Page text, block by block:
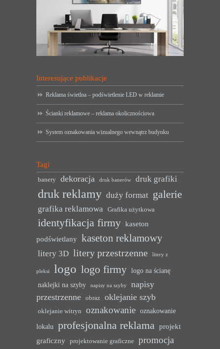
Interesujące publikacje
Reklama świetlna – podświetlenie LED w reklamie
Ścianki reklamowe – reklama okolicznościowa
System oznakowania wizualnego wewnątrz budynku
Tagi
banery dekoracja druk banerów druk grafiki
druk reklamy duży format galerie
grafika reklamowa Grafika użytkowa
identyfikacja firmy kaseton
podświetlany kaseton reklamowy
litery 3D litery przestrzenne litery z
pleksi logo logo firmy logo na ścianę
naklejki na szyby
napisy na szyby
napisy
przestrzenne
obraz oklejanie szyb
oklejanie witryn oznakowanie oznakowanie
lokalu profesjonalna reklama projekt
graficzny
projektowanie graficzne
promocja